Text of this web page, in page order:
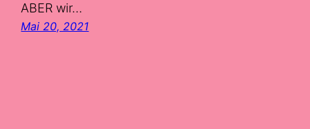
ABER wir…
Mai 20, 2021